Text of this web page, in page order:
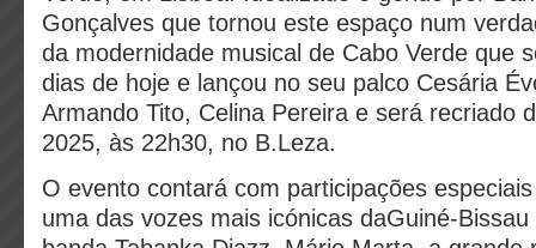
Gonçalves que tornou este espaço num
da modernidade musical de Cabo Verde que
dias de hoje e lançou no seu palco Cesária
Armando Tito, Celina Pereira e será recriado
2025, às 22h30, no B.Leza.
O evento contará com participações
uma das vozes mais icónicas daGuiné-